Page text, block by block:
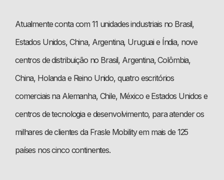
Atualmente conta com 11 unidades industriais no Brasil,
Estados Unidos, China, Argentina, Uruguai e Índia, nove
centros de distribuição no Brasil, Argentina, Colômbia,
China, Holanda e Reino Unido, quatro escritórios
comerciais na Alemanha, Chile, México e Estados Unidos e
centros de tecnologia e desenvolvimento, para atender os
milhares de clientes da Frasle Mobility em mais de 125
países nos cinco continentes.